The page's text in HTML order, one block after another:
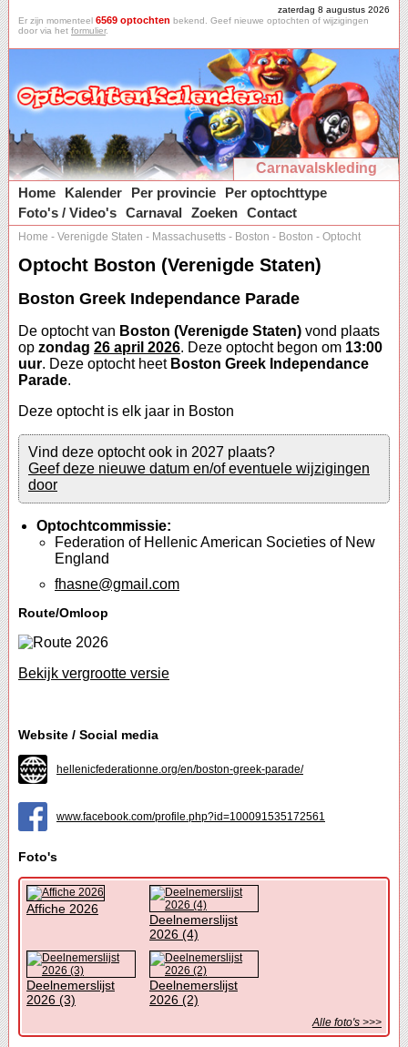
zaterdag 8 augustus 2026
Er zijn momenteel 6569 optochten bekend. Geef nieuwe optochten of wijzigingen
door via het formulier.
Carnavalskleding
Home
Kalender Per provincie
Per optochttype
Foto's / Video's Carnaval Zoeken Contact
Home - Verenigde Staten - Massachusetts - Boston - Boston - Optocht
Optocht Boston (Verenigde Staten)
Boston Greek Independance Parade
De optocht van Boston (Verenigde Staten) vond plaats
op zondag 26 april 2026. Deze optocht begon om 13:00
uur. Deze optocht heet Boston Greek Independance
Parade.
Deze optocht is elk jaar in Boston
Vind deze optocht ook in 2027 plaats?
Geef deze nieuwe datum en/of eventuele wijzigingen
door
Optochtcommissie:
Federation of Hellenic American Societies of New
England
fhasne@gmail.com
Route/Omloop
Bekijk vergrootte versie
Website / Social media
hellenicfederationne.org/en/boston-greek-parade/
www.facebook.com/profile.php?id=100091535172561
Foto's
Affiche 2026
Deelnemerslijst
2026 (4)
Deelnemerslijst
2026 (3)
Deelnemerslijst
2026 (2)
Alle foto's >>>